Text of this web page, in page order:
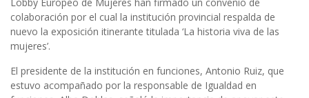
colaboración por el cual la institución provincial respalda de
nuevo la exposición itinerante titulada ‘La historia viva de las
mujeres’.
El presidente de la institución en funciones, Antonio Ruiz, que
estuvo acompañado por la responsable de Igualdad en